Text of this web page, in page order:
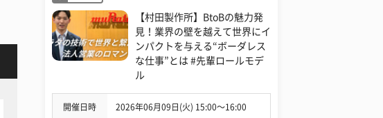
【村田製作所】BtoBの魅力発
見！業界の壁を越えて世界にイ
ンパクトを与える“ボーダレス
な仕事”とは #先輩ロールモデ
ル
開催日時 2026年06月09日(火) 15:00〜16:00